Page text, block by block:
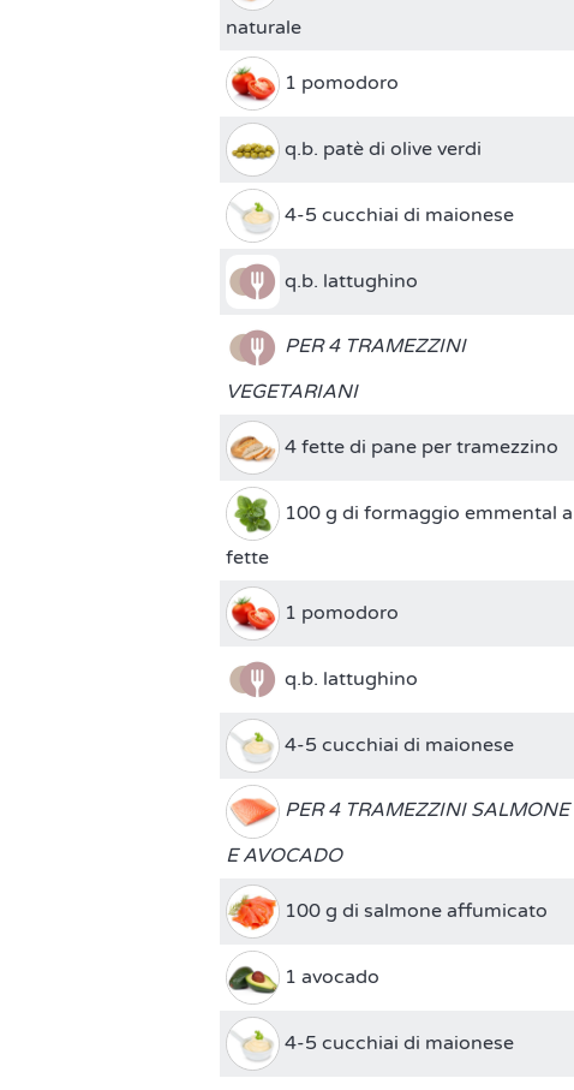
naturale
1 pomodoro
q.b. patè di olive verdi
4-5 cucchiai di maionese
q.b. lattughino
PER 4 TRAMEZZINI
VEGETARIANI
4 fette di pane per tramezzino
100 g di formaggio emmental a
fette
1 pomodoro
q.b. lattughino
4-5 cucchiai di maionese
PER 4 TRAMEZZINI SALMONE
E AVOCADO
100 g di salmone affumicato
1 avocado
4-5 cucchiai di maionese